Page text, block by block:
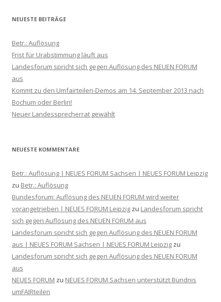
NEUESTE BEITRÄGE
Betr.: Auflösung
Frist für Urabstimmung läuft aus
Landesforum spricht sich gegen Auflösung des NEUEN FORUM
aus
Kommt zu den ‪Umfairteilen‬-Demos am 14. September 2013 nach
Bochum oder Berlin!
Neuer Landessprecherrat gewählt
NEUESTE KOMMENTARE
Betr.: Auflösung | NEUES FORUM Sachsen | NEUES FORUM Leipzig
zu Betr.: Auflösung
Bundesforum: Auflösung des NEUEN FORUM wird weiter
vorangetrieben | NEUES FORUM Leipzig zu Landesforum spricht
sich gegen Auflösung des NEUEN FORUM aus
Landesforum spricht sich gegen Auflösung des NEUEN FORUM
aus | NEUES FORUM Sachsen | NEUES FORUM Leipzig zu
Landesforum spricht sich gegen Auflösung des NEUEN FORUM
aus
NEUES FORUM zu NEUES FORUM Sachsen unterstützt Bündnis
umFAIRteilen